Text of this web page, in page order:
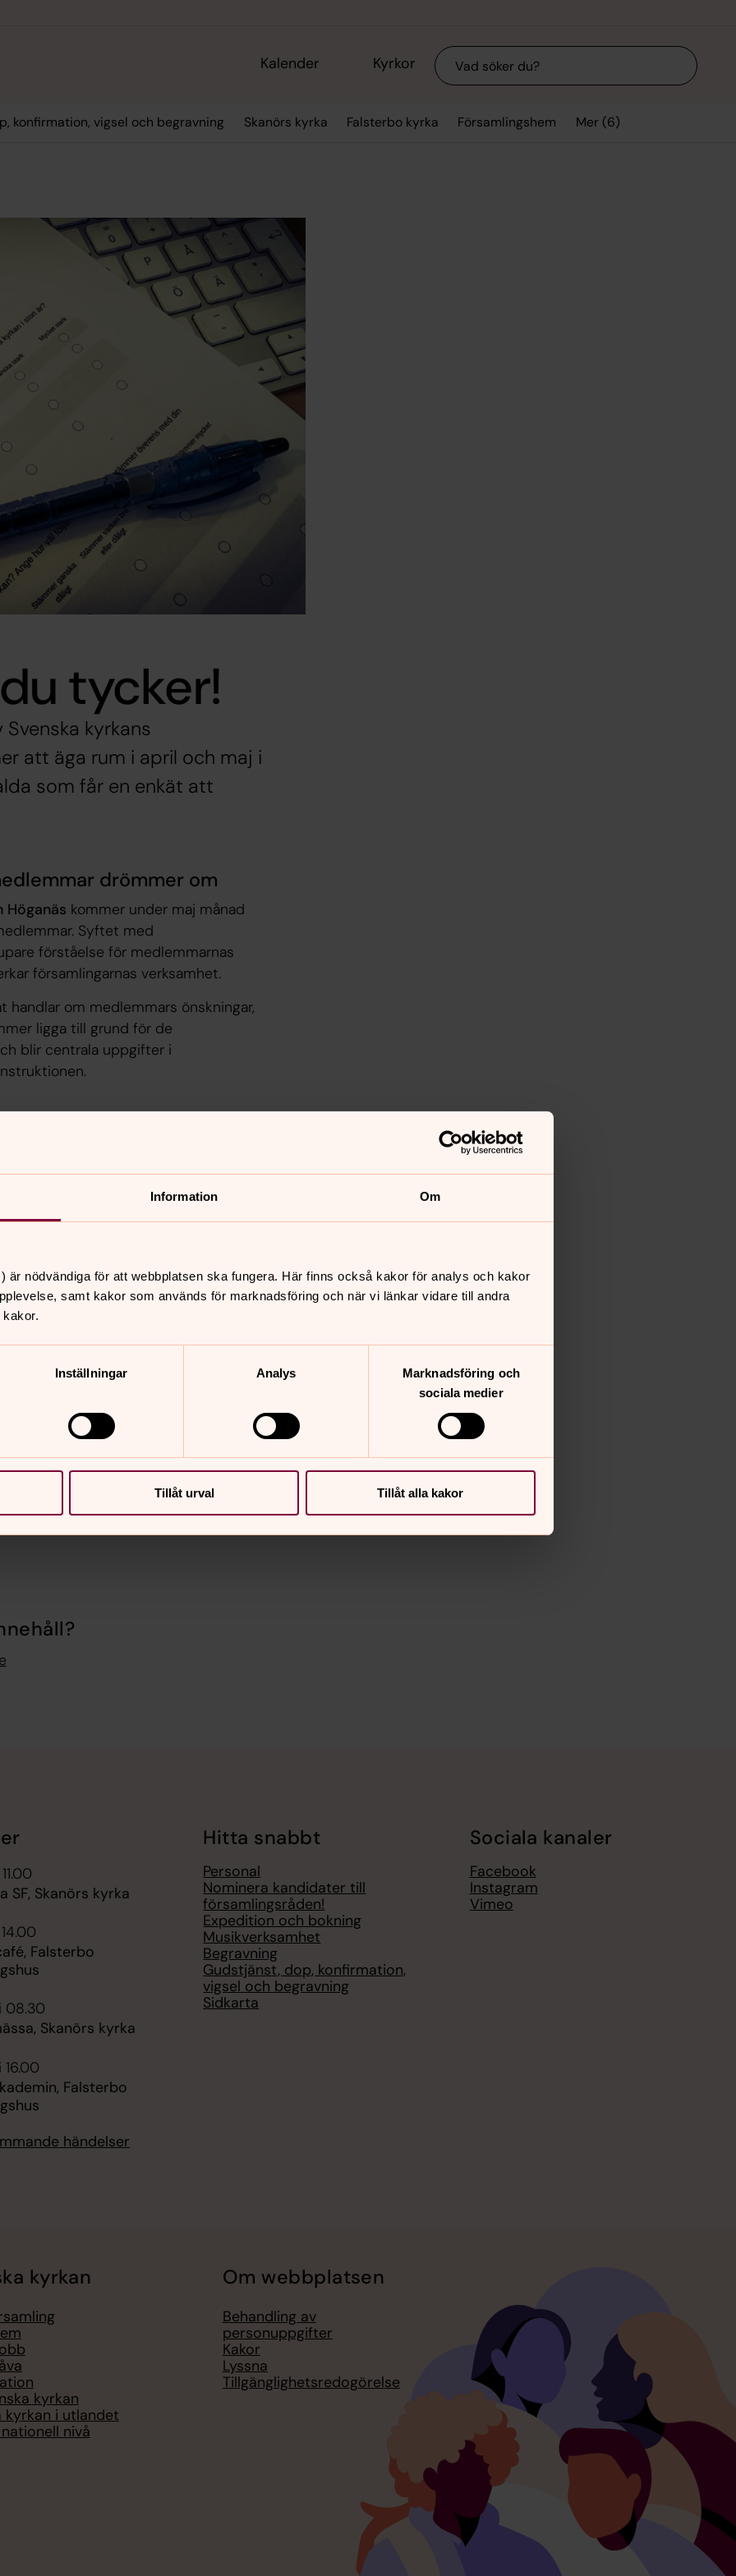
Information Om
är nödvändiga för att webbplatsen ska fungera. Här finns också kakor för analys och kakor
samt kakor som används för marknadsföring och när vi länkar vidare till andra
Inställningar Analys
Marknadsföring och
sociala medier
Tillåt urval Tillåt alla kakor
Kalender Kyrkor Sök
konfirmation, vigsel och begravning Skanörs kyrka Falsterbo kyrka Församlingshem Mer (6)
tycker!
kyrkans
att äga rum i april och maj i
som får en enkät att
drömmer om
Höganäs kommer under maj månad
Syftet med
förståelse för medlemmarnas
församlingarnas verksamhet.
om medlemmars önskningar,
ligga till grund för de
blir centrala uppgifter i
enkät som skickas till 2000
Religionssociologen Jonas
enkätundersökningar vart
Lunds stift,
SF, Skanörs kyrka
Falsterbo
08.30
Skanörs kyrka
16.00
Falsterbo
händelser
Hitta snabbt
Personal
Nominera kandidater till
församlingsråden!
Expedition och bokning
Musikverksamhet
Begravning
Gudstjänst, dop, konfirmation,
vigsel och begravning
Sidkarta
Sociala kanaler
Facebook
Instagram
Vimeo
kyrkan
kyrkan
kyrkan i utlandet
nivå
Om webbplatsen
Behandling av
personuppgifter
Kakor
Lyssna
Tillgänglighetsredogörelse